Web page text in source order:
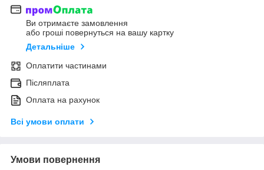
Ви отримаєте замовлення
або гроші повернуться на вашу картку
Детальніше
Оплатити частинами
Післяплата
Оплата на рахунок
Всі умови оплати
Умови повернення